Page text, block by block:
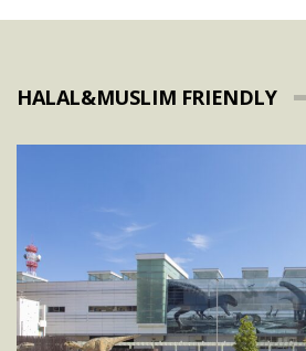
HALAL&MUSLIM FRIENDLY